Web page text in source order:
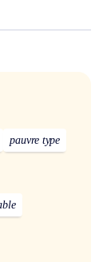
pauvre type